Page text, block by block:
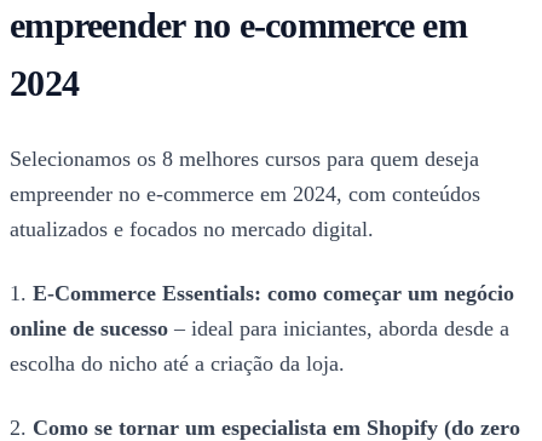
empreender no e-commerce em
2024
Selecionamos os 8 melhores cursos para quem deseja
empreender no e-commerce em 2024, com conteúdos
atualizados e focados no mercado digital.
1. E-Commerce Essentials: como começar um negócio
online de sucesso – ideal para iniciantes, aborda desde a
escolha do nicho até a criação da loja.
2. Como se tornar um especialista em Shopify (do zero